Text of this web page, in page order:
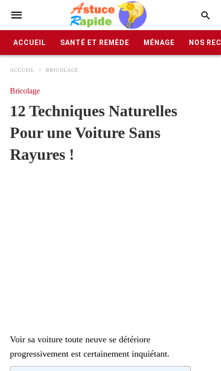
ACCUEIL SANTÉ ET REMÈDE MÉNAGE NOS
ACCUEIL BRICOLAGE
Bricolage
12 Techniques Naturelles
Pour une Voiture Sans
Rayures !
Voir sa voiture toute neuve se détériore
progressivement est certainement inquiétant.